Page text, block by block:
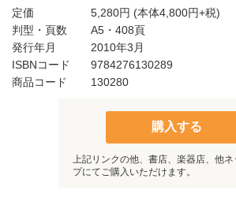
定価 5,280円 (本体4,800円+税)
判型・頁数
A5・408頁
発行年月
2010年3月
ISBNコード
9784276130289
商品コード
130280
購入する
上記リンクの他、書店、楽器店、他ネ
プにてご購入いただけます。